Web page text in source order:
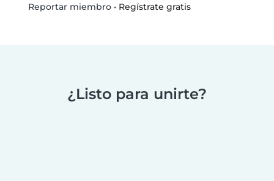
Reportar miembro• Regístrate gratis
¿Listo para unirte?